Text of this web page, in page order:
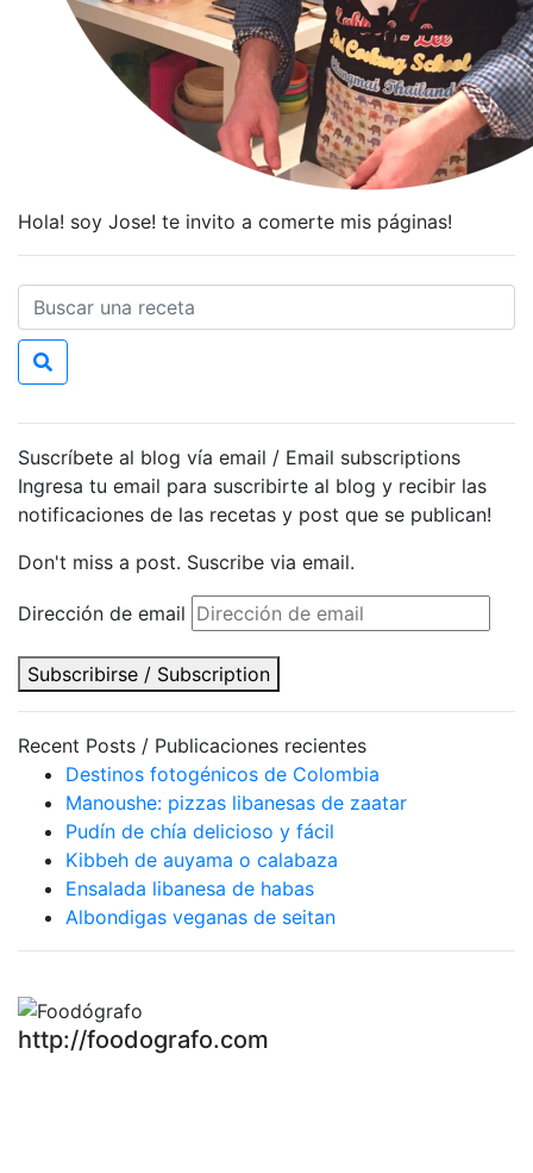
Hola! soy Jose! te invito a comerte mis páginas!
Suscríbete al blog vía email / Email subscriptions
Ingresa tu email para suscribirte al blog y recibir las
notificaciones de las recetas y post que se publican!
Don't miss a post. Suscribe via email.
Dirección de email
Subscribirse / Subscription
Recent Posts / Publicaciones recientes
Destinos fotogénicos de Colombia
Manoushe: pizzas libanesas de zaatar
Pudín de chía delicioso y fácil
Kibbeh de auyama o calabaza
Ensalada libanesa de habas
Albondigas veganas de seitan
http://foodografo.com